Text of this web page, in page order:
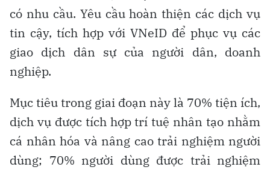
có nhu cầu. Yêu cầu hoàn thiện các dịch vụ
tin cậy, tích hợp với VNeID để phục vụ các
giao dịch dân sự của người dân, doanh
nghiệp.
Mục tiêu trong giai đoạn này là 70% tiện ích,
dịch vụ được tích hợp trí tuệ nhân tạo nhằm
cá nhân hóa và nâng cao trải nghiệm người
dùng; 70% người dùng được trải nghiệm